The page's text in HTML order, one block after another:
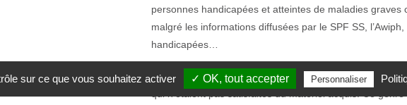
personnes handicapées et atteintes de maladies graves
malgré les informations diffusées par le SPF SS,
handicapées…
Nous avons été également confrontés à plusieurs
sur ce que vous souhaitez activer ✓ OK, tout accepter Personnaliser